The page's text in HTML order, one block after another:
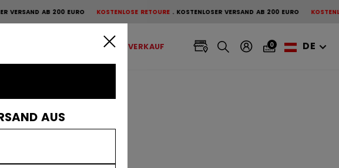
AUS
200 EUROKOSTENLOSE RETOURE KOSTENLOSER VERSAND AB 200 EUROKOSTENLOSE RETOURE
BANDY AUSVERKAUF 0 DE